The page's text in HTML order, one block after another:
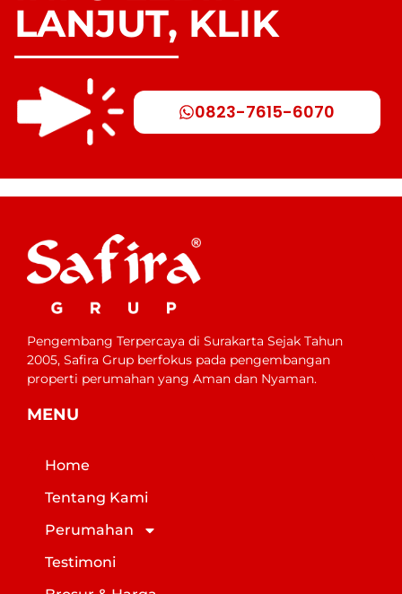
LANJUT, KLIK
0823-7615-6070
Pengembang Terpercaya di Surakarta Sejak Tahun
2005, Safira Grup berfokus pada pengembangan
properti perumahan yang Aman dan Nyaman.
MENU
Home
Tentang Kami
Perumahan
Testimoni